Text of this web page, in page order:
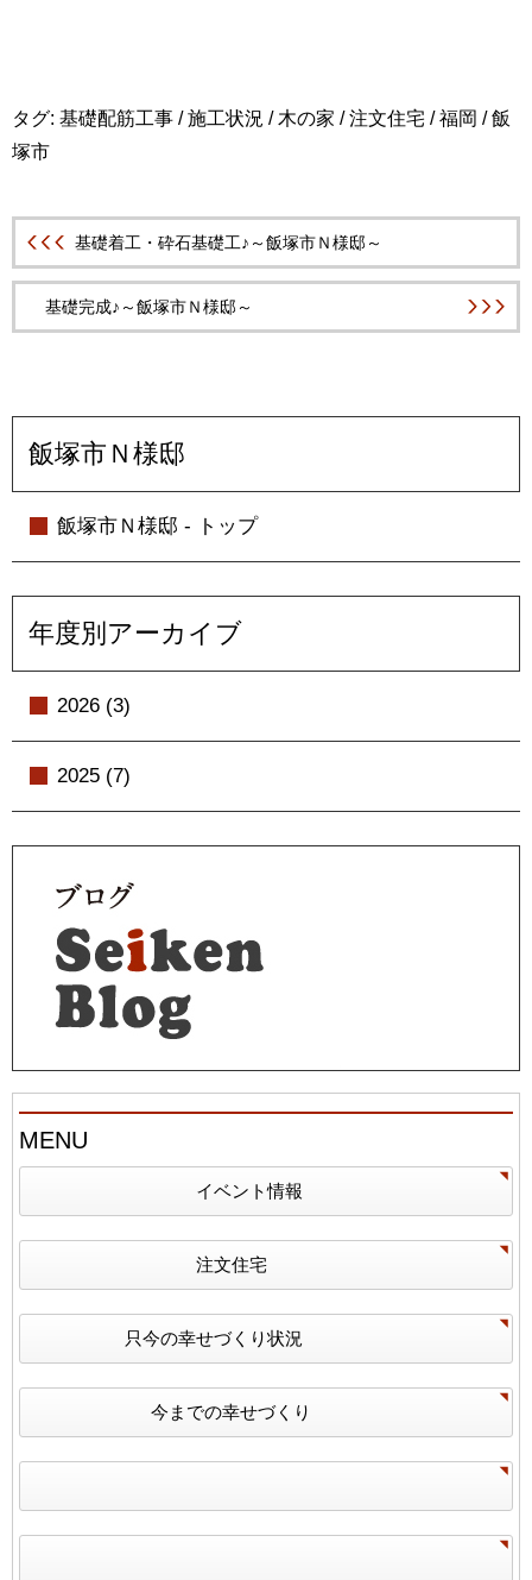
タグ: 基礎配筋工事 /施工状況 / 木の家 /注文住宅 /福岡 /飯
塚市
基礎着工・砕石基礎工♪～飯塚市Ｎ様邸～
基礎完成♪～飯塚市Ｎ様邸～
飯塚市Ｎ様邸
飯塚市Ｎ様邸 - トップ
年度別アーカイブ
2026 (3)
2025 (7)
MENU
イベント情報
注文住宅
只今の幸せづくり状況
今までの幸せづくり